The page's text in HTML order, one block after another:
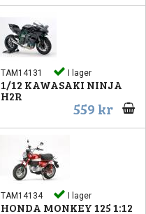
TAM14131 I lager
1/12 KAWASAKI NINJA
H2R
559 kr
TAM14134 I lager
HONDA MONKEY 125 1:12